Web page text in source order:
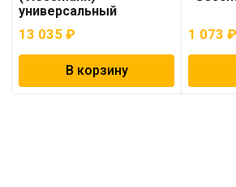
универсальный
13 035 ₽
В корзину
1 073₽